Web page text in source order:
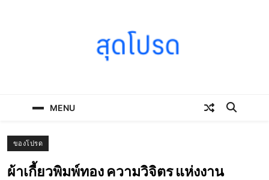
MENU
ของโปรด
ผ้าเกี้ยวพิมพ์ทอง ความวิจิตร แห่งงาน